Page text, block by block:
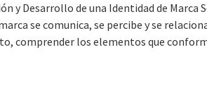
y Desarrollo de una Identidad de Marca
se comunica, se percibe y se
comprender los elementos que